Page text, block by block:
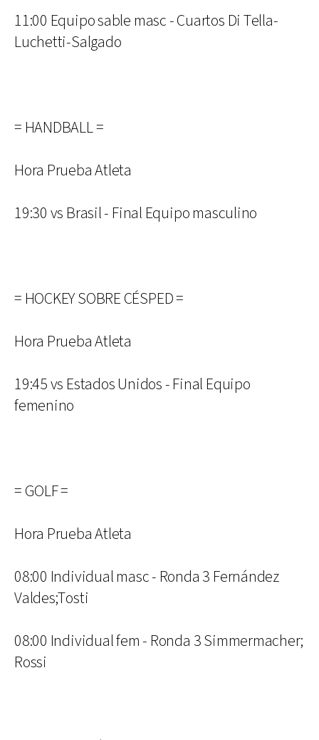
11:00 Equipo sable masc - Cuartos Di Tella-
Luchetti-Salgado
= HANDBALL =
Hora Prueba Atleta
19:30 vs Brasil - Final Equipo masculino
= HOCKEY SOBRE CÉSPED =
Hora Prueba Atleta
19:45 vs Estados Unidos - Final Equipo
femenino
= GOLF =
Hora Prueba Atleta
08:00 Individual masc - Ronda 3 Fernández
Valdes;Tosti
08:00 Individual fem - Ronda 3 Simmermacher;
Rossi